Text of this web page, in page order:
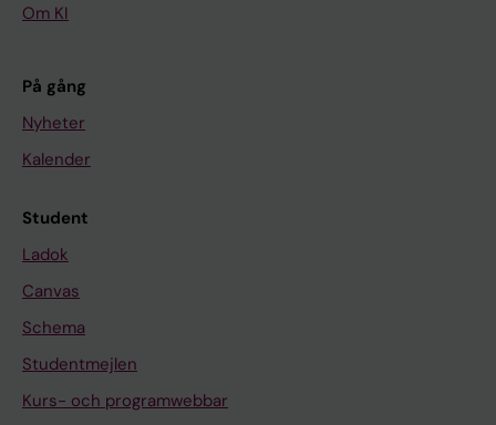
Om KI
På gång
Nyheter
Kalender
Student
Ladok
Canvas
Schema
Studentmejlen
Kurs- och programwebbar